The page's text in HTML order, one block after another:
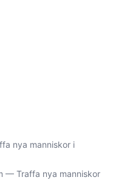
nya manniskor i
— Traffa nya manniskor